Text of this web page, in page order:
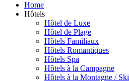
Home
Hôtels
Hôtel de Luxe
Hôtel de Plage
Hôtels Familiaux
Hôtels Romantiques
Hôtels Spa
Hôtels à la Campagne
Hôtels à la Montagne / Ski